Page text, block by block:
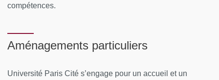
Intervenants permanents :
Verdon
Ressources matérielles
compétences.
Aménagements particuliers
Université Paris Cité s’engage pour un accueil et un